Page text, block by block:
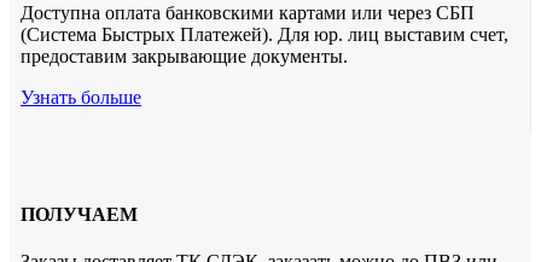
Доступна оплата банковскими картами или через СБП
(Система Быстрых Платежей). Для юр. лиц выставим счет,
предоставим закрывающие документы.
Узнать больше
ПОЛУЧАЕМ